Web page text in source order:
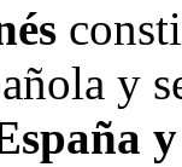
y